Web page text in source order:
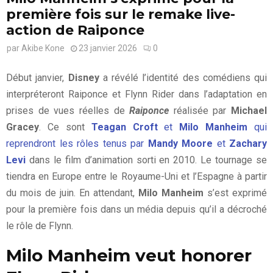
première fois sur le remake live-
action de Raiponce
par Akibe Kone 23 janvier 2026 0
Début janvier, Disneya révélé l’identité des comédiens qui
interpréteront Raiponce et Flynn Rider dans l’adaptation en
prises de vues réelles deRaiponce réalisée par Michael
Gracey . Ce sont Teagan Croftet Milo Manheim qui
reprendront les rôles tenus par Mandy Moore et Zachary
Levi dans le film d’animation sorti en 2010. Le tournage se
tiendra en Europe entre le Royaume-Uni et l’Espagne à partir
du mois de juin. En attendant, Milo Manheim s’est exprimé
pour la première fois dans un média depuis qu’il a décroché
le rôle de Flynn.
Milo Manheim veut honorer